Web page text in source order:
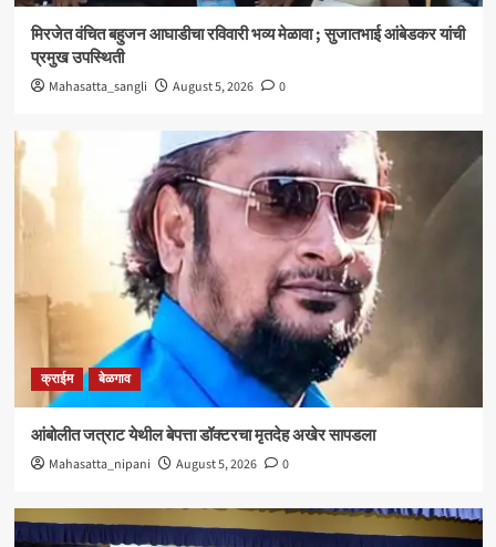
3
4
सांगली
विद्यावाचस्पती गुरुदेव शंकर अभ्यंकर यांना ‘कलातपस्वी’
सांगली
मिरजेतील आयडियल स्मार्ट स्कूलमध्ये दहावीच्या विद्यार्थी
मंत्रिमंडळाचा पदग्रहण सोहळा
मिरजेत वंचित बहुजन आघाडीचा रविवारी भव्य मेळावा ; सुजातभाई आंबेडकर यांची
प्रमुख उपस्थिती
Mahasatta_sangli August 5, 2026 0
क्राईम बेळगाव
आंबोलीत जत्राट येथील बेपत्ता डॉक्टरचा मृतदेह अखेर सापडला
Mahasatta_nipani August 5, 2026 0